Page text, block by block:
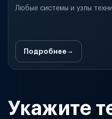
Любые системы и узлы
Подробнее
Укажите